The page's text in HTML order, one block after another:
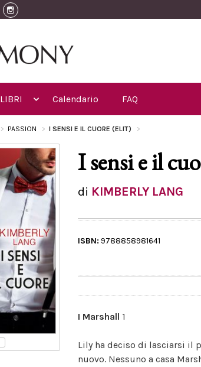
LIBRI Calendario FAQ
PASSION I SENSI E IL CUORE (ELIT)
I sensi e il
di KIMBERLY LANG
ISBN: 9788858981641
I Marshall 1
Lily ha deciso di lasciarsi il
nuovo. Nessuno a casa